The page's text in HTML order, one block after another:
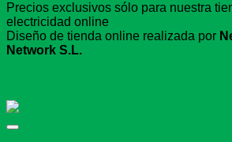
Precios exclusivos sólo para nuestra
electricidad online
Diseño de tienda online realizada por
Network S.L.